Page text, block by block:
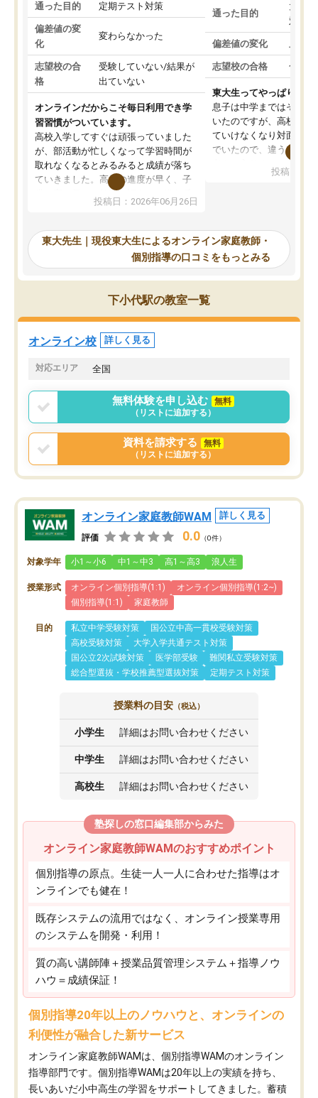
通った目的 定期テスト対策
偏差値の変
化
変わらなかった
志望校の合
格
受験していない/結果が
出ていない
オンラインだからこそ毎日利用でき学
習習慣がついています。
高校入学してすぐは頑張っていました
が、部活動が忙しくなって学習時間が
取れなくなるとみるみると成績が落ち
ていきました。高校の進度が早く、子
供も家に帰って勉強の話すると嫌な反
応を示します。東大先生にお願いして
れるので、親としても安心です。毎日
使える自習室とかもあり、わからない
ところがあれば先生が回答してくれる
のも重宝しています。
投稿日：2026年06月26日
通った目的
大学
対策
偏差値の変化 上が
志望校の合格 合格
東大生ってやっぱりすご
息子は中学まではそこそ
いたのですが、高校に入
ていけなくなり対面の塾
でいたので、違うアプロ
で、当初は模試でD判定
自習室が毎日使えていつ
るのが心強かったよう
謝です。
投稿日：
東大先生｜現役東大生によるオンライン家庭教師・
個別指導の口コミをもっとみる
下小代駅の教室一覧
オンライン校 詳しく見る
対応エリア 全国
無料体験を申し込む
無料
（リストに追加する）
資料を請求する
無料
（リストに追加する）
オンライン家庭教師WAM 詳しく見る
評価 0.0 （0件）
対象学年 小1～小6 中1～中3 高1～高3 浪人生
授業形式 オンライン個別指導(1:1)
オンライン個別指導(1:2~)
個別指導(1:1)
家庭教師
目的 私立中学受験対策
国公立中高一貫校受験対策
高校受験対策
大学入学共通テスト対策
国公立2次試験対策
医学部受験
難関私立受験対策
総合型選抜・学校推薦型選抜対策
定期テスト対策
授業料の目安 （税込）
小学生 詳細はお問い合わせください
中学生 詳細はお問い合わせください
高校生 詳細はお問い合わせください
塾探しの窓口編集部からみた
オンライン家庭教師WAMのおすすめポイント
個別指導の原点。生徒一人一人に合わせた指導はオ
ンラインでも健在！
既存システムの流用ではなく、オンライン授業専用
のシステムを開発・利用！
質の高い講師陣＋授業品質管理システム＋指導ノウ
ハウ＝成績保証！
個別指導20年以上のノウハウと、オンラインの
利便性が融合した新サービス
オンライン家庭教師WAMは、個別指導WAMのオンライン
指導部門です。個別指導WAMは20年以上の実績を持ち、
長いあいだ小中高生の学習をサポートしてきました。蓄積